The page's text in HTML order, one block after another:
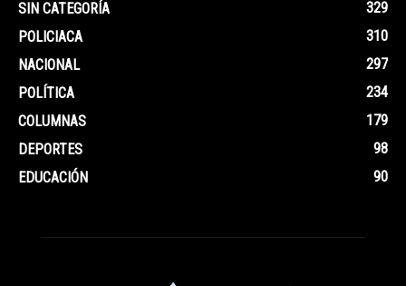
SIN CATEGORÍA
329
POLICIACA
310
NACIONAL
297
POLÍTICA
234
COLUMNAS
179
DEPORTES
98
EDUCACIÓN
90